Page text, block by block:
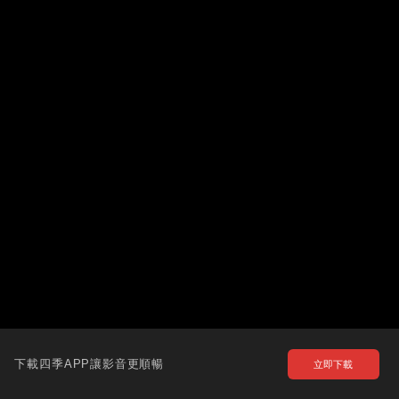
下載四季APP讓影音更順暢 立即下載